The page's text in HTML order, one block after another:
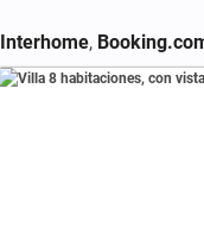
Interhome,